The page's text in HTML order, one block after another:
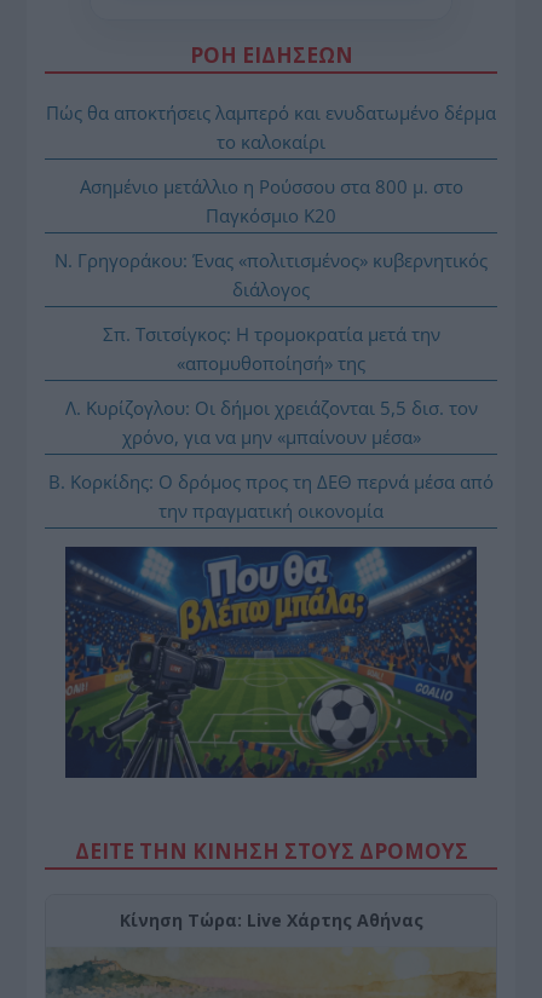
ΡΟΗ ΕΙΔΗΣΕΩΝ
Πώς θα αποκτήσεις λαμπερό και ενυδατωμένο δέρμα
το καλοκαίρι
Ασημένιο μετάλλιο η Ρούσσου στα 800 μ. στο
Παγκόσμιο Κ20
Ν. Γρηγοράκου: Ένας «πολιτισμένος» κυβερνητικός
διάλογος
Σπ. Τσιτσίγκος: Η τρομοκρατία μετά την
«απομυθοποίησή» της
Λ. Κυρίζογλου: Οι δήμοι χρειάζονται 5,5 δισ. τον
χρόνο, για να μην «μπαίνουν μέσα»
Β. Κορκίδης: Ο δρόμος προς τη ΔΕΘ περνά μέσα από
την πραγματική οικονομία
ΔΕΙΤΕ ΤΗΝ ΚΙΝΗΣΗ ΣΤΟΥΣ ΔΡΌΜΟΥΣ
Κίνηση Τώρα: Live Χάρτης Αθήνας